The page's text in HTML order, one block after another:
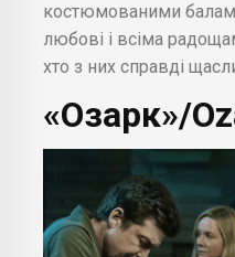
костюмованими
любові і всіма
хто з них справді
«Озарк»/